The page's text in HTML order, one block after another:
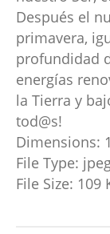
Después el
primavera,
profundidad
energías
la Tierra y
tod@s!
Dimensions:
File Type:
File Size: 109